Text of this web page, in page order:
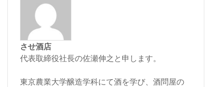
させ酒店
代表取締役社長の佐瀬伸之と申します。
東京農業大学醸造学科にて酒を学び、酒問屋の